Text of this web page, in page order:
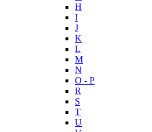
H
I
J
K
L
M
N
O - P
R
S
T
U